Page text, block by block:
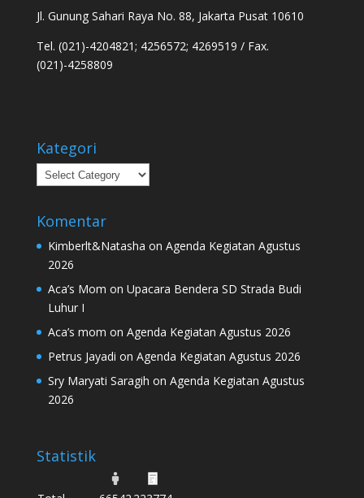
Jl. Gunung Sahari Raya No. 88, Jakarta Pusat 10610
Tel. (021)-4204821; 4256572; 4269519 / Fax.
(021)-4258809
Kategori
Kategori
Komentar
Kimberlt&Natasha on Agenda Kegiatan Agustus
2026
Aca’s Mom on Upacara Bendera SD Strada Budi
Luhur I
Aca’s mom on Agenda Kegiatan Agustus 2026
Petrus Jayadi on Agenda Kegiatan Agustus 2026
Sry Maryati Saragih on Agenda Kegiatan Agustus
2026
Statistik